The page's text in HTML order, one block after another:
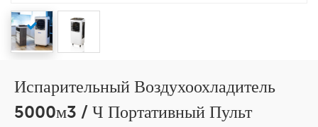
Испарительный Воздухоохладитель
5000м3 / Ч Портативный Пульт